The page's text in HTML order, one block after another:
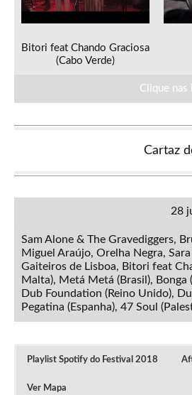
Bitori feat Chando Graciosa
(Cabo Verde)
Clique nas
Cartaz
28
Sam Alone & The Gravediggers,
Miguel Araújo, Orelha Negra,
Gaiteiros de Lisboa, Bitori feat
Malta), Metá Metá (Brasil), Bonga
Dub Foundation (Reino Unido),
Pegatina (Espanha), 47 Soul
Playlist Spotify do Festival 2018
Ver Mapa